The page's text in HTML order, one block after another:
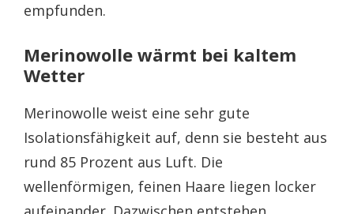
empfunden.
Merinowolle wärmt bei kaltem
Wetter
Merinowolle weist eine sehr gute
Isolationsfähigkeit auf, denn sie besteht aus
rund 85 Prozent aus Luft. Die
wellenförmigen, feinen Haare liegen locker